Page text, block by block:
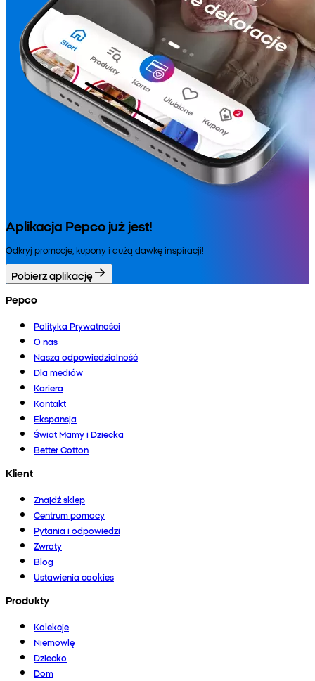
Aplikacja Pepco już jest!
Odkryj promocje, kupony i dużą dawkę inspiracji!
Pobierz aplikację
Pepco
Polityka Prywatności
O nas
Nasza odpowiedzialność
Dla mediów
Kariera
Kontakt
Ekspansja
Świat Mamy i Dziecka
Better Cotton
Klient
Znajdź sklep
Centrum pomocy
Pytania i odpowiedzi
Zwroty
Blog
Ustawienia cookies
Produkty
Kolekcje
Niemowlę
Dziecko
Dom